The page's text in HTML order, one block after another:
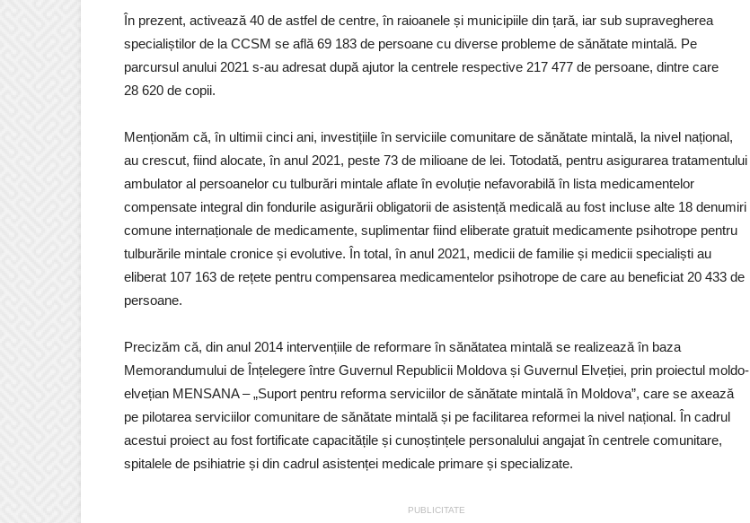
În prezent, activează 40 de astfel de centre, în raioanele și municipiile din țară, iar sub supravegherea
specialiștilor de la CCSM se află 69 183 de persoane cu diverse probleme de sănătate mintală. Pe
parcursul anului 2021 s-au adresat după ajutor la centrele respective 217 477 de persoane, dintre care
28 620 de copii.
Menționăm că, în ultimii cinci ani, investițiile în serviciile comunitare de sănătate mintală, la nivel național,
au crescut, fiind alocate, în anul 2021, peste 73 de milioane de lei. Totodată, pentru asigurarea tratamentului
ambulator al persoanelor cu tulburări mintale aflate în evoluție nefavorabilă în lista medicamentelor
compensate integral din fondurile asigurării obligatorii de asistență medicală au fost incluse alte 18 denumiri
comune internaționale de medicamente, suplimentar fiind eliberate gratuit medicamente psihotrope pentru
tulburările mintale cronice și evolutive. În total, în anul 2021, medicii de familie și medicii specialiști au
eliberat 107 163 de rețete pentru compensarea medicamentelor psihotrope de care au beneficiat 20 433 de
persoane.
Precizăm că, din anul 2014 intervențiile de reformare în sănătatea mintală se realizează în baza
Memorandumului de Înțelegere între Guvernul Republicii Moldova și Guvernul Elveției, prin proiectul moldo-
elvețian MENSANA – „Suport pentru reforma serviciilor de sănătate mintală în Moldova”, care se axează
pe pilotarea serviciilor comunitare de sănătate mintală și pe facilitarea reformei la nivel național. În cadrul
acestui proiect au fost fortificate capacitățile și cunoștințele personalului angajat în centrele comunitare,
spitalele de psihiatrie și din cadrul asistenței medicale primare și specializate.
PUBLICITATE